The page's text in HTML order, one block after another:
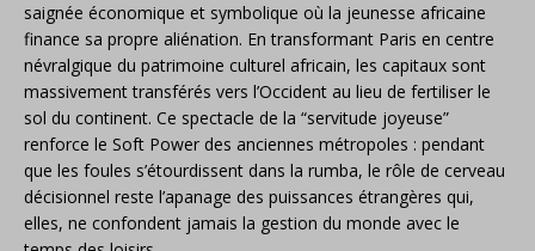
saignée économique et symbolique où la jeunesse africaine
finance sa propre aliénation. En transformant Paris en centre
névralgique du patrimoine culturel africain, les capitaux sont
massivement transférés vers l’Occident au lieu de fertiliser le
sol du continent. Ce spectacle de la “servitude joyeuse”
renforce le Soft Power des anciennes métropoles : pendant
que les foules s’étourdissent dans la rumba, le rôle de cerveau
décisionnel reste l’apanage des puissances étrangères qui,
elles, ne confondent jamais la gestion du monde avec le